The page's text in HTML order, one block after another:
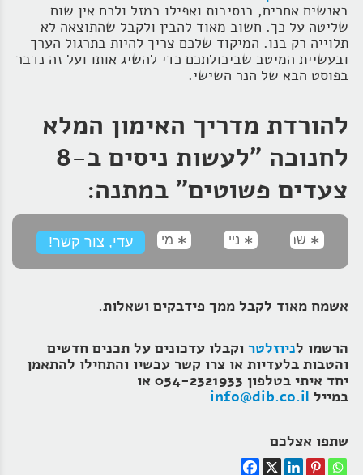
באנשים אחרים, בנסיבות ואפילו במזל ולכם אין שום
שליטה על כך. חשוב מאוד להבין ולקבל שהתוצאה לא
תלוייה רק בנו. המיקוד שלכם צריך להיות בתרגול הערך
ובעשיית המיטב שביכולתכם כדי להשיג אותו ועל זה נדבר
בפוסט הבא של הנר השישי.
להורדת מדריך האימון המלא
לחנוכה "לעשות ניסים ב-8
צעדים פשוטים" במתנה:
אשמח מאוד לקבל ממך פידבקים ושאלות.
הרשמו לניוזלטר וקבלו עדכונים על תכנים חדשים
והטבות בלעדיות או צרו קשר עכשיו והתחילו להתאמן
יחד איתי בטלפון 054-2321933 או
במייל info@dib.co.il
שתפו אצלכם